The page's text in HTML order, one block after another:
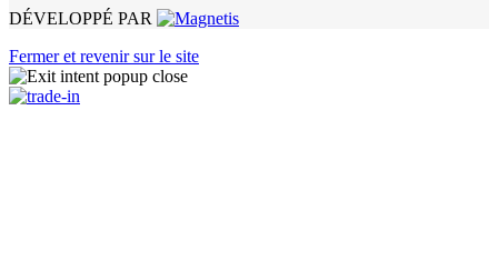
DÉVELOPPÉ PAR
Fermer et revenir sur le site